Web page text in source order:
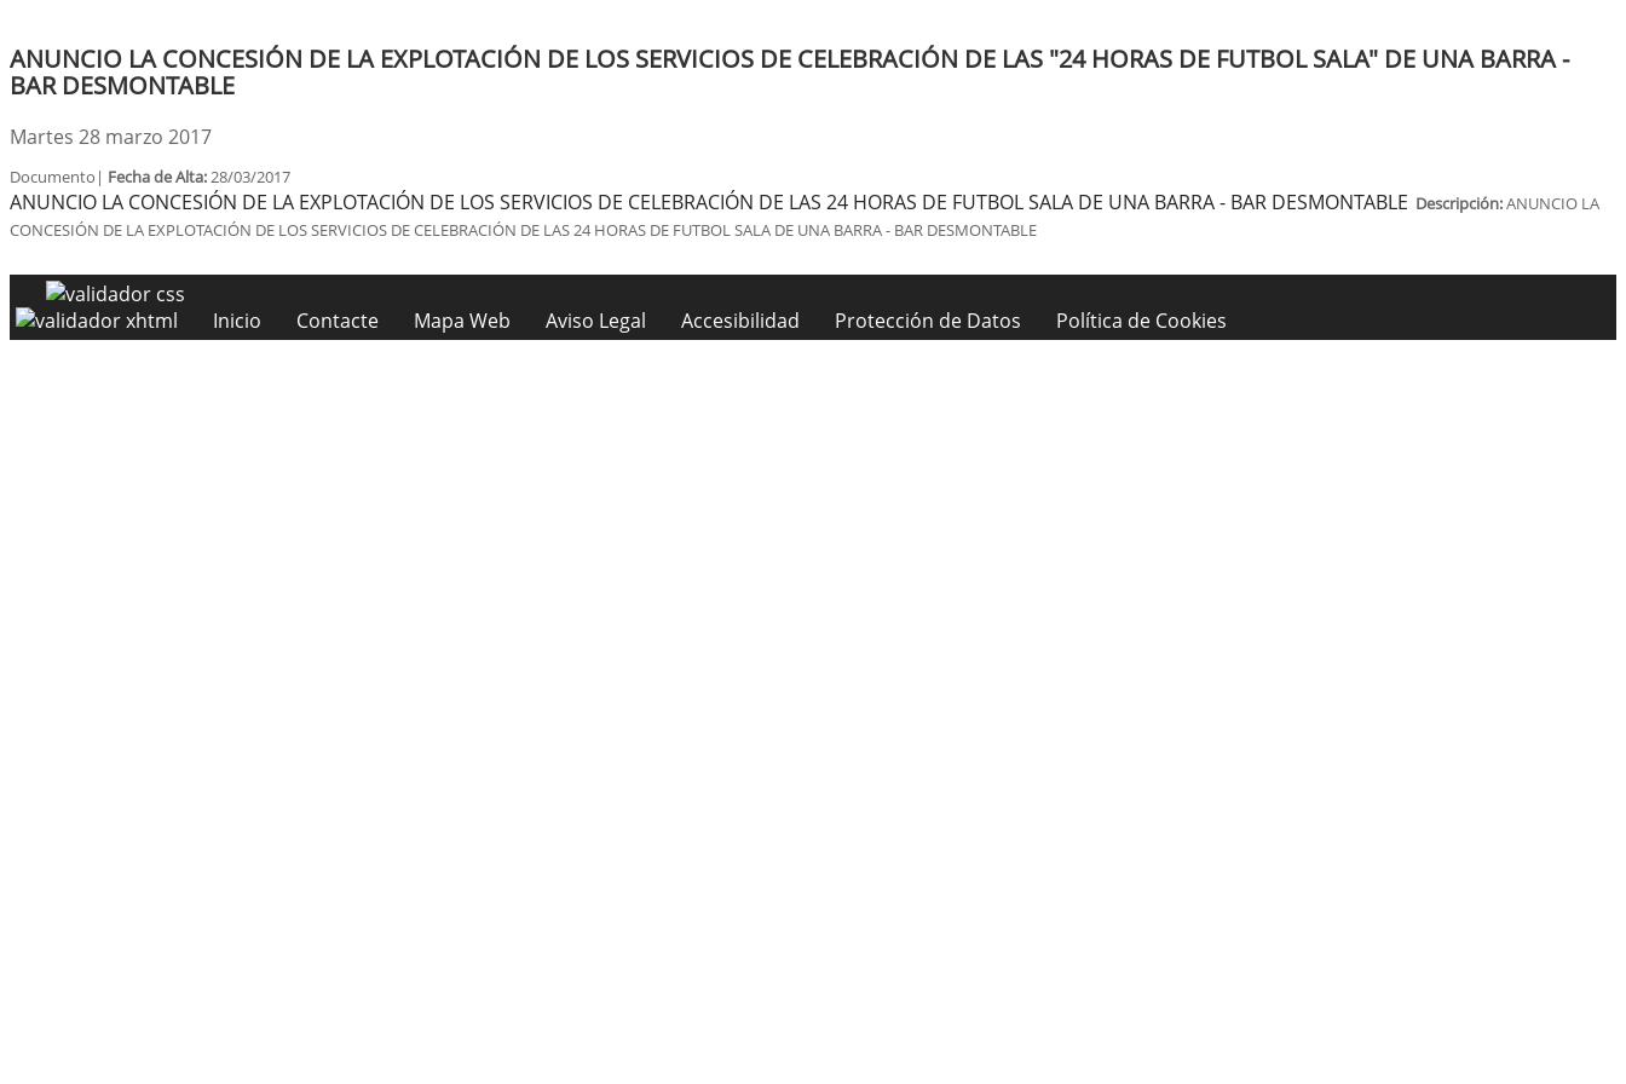
ANUNCIO LA CONCESIÓN DE LA EXPLOTACIÓN DE LOS SERVICIOS DE CELEBRACIÓN DE LAS "24 HORAS DE FUTBOL SALA" DE UNA BARRA -
BAR DESMONTABLE
Martes 28 marzo 2017
Documento| Fecha de Alta:28/03/2017
ANUNCIO LA CONCESIÓN DE LA EXPLOTACIÓN DE LOS SERVICIOS DE CELEBRACIÓN DE LAS 24 HORAS DE FUTBOL SALA DE UNA BARRA - BAR DESMONTABLE Descripción:ANUNCIO LA
CONCESIÓN DE LA EXPLOTACIÓN DE LOS SERVICIOS DE CELEBRACIÓN DE LAS 24 HORAS DE FUTBOL SALA DE UNA BARRA - BAR DESMONTABLE
Inicio Contacte Mapa Web Aviso Legal Accesibilidad Protección de Datos Política de Cookies